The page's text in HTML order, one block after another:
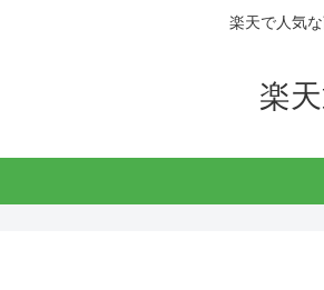
楽天で人気
楽